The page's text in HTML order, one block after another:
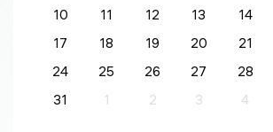
10
11 12 13 14
17
18 19 20 21
24
25 26 27 28
31
1 2 3 4